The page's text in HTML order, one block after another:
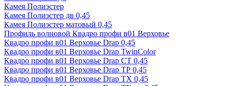
Камея Полиэстер
Камея Полиэстер дв 0,45
Камея Полиэстер матовый 0,45
Профиль волновой Квадро профи в01 Верховье
Квадро профи в01 Верховье Drap 0,45
Квадро профи в01 Верховье Drap TwinColor
Квадро профи в01 Верховье Drap СТ 0,45
Квадро профи в01 Верховье Drap ТР 0,45
Квадро профи в01 Верховье Drap ТХ 0,45